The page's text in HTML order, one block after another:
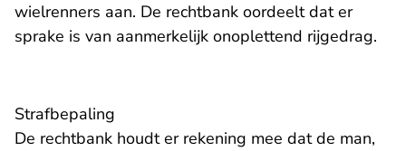
wielrenners aan. De rechtbank oordeelt dat er
sprake is van aanmerkelijk onoplettend rijgedrag.
Strafbepaling
De rechtbank houdt er rekening mee dat de man,